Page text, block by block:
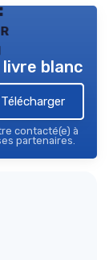
blanc
contacté(e) à
partenaires.